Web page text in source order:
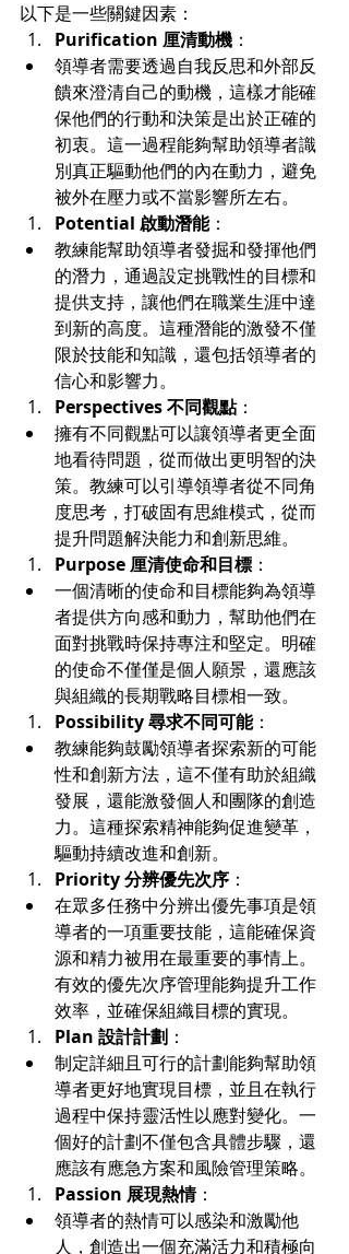
以下是一些關鍵因素：
Purification 厘清動機 ：
領導者需要透過自我反思和外部反
饋來澄清自己的動機，這樣才能確
保他們的行動和決策是出於正確的
初衷。這一過程能夠幫助領導者識
別真正驅動他們的內在動力，避免
被外在壓力或不當影響所左右。
Potential 啟動潛能：
教練能幫助領導者發掘和發揮他們
的潛力，通過設定挑戰性的目標和
提供支持，讓他們在職業生涯中達
到新的高度。這種潛能的激發不僅
限於技能和知識，還包括領導者的
信心和影響力。
Perspectives 不同觀點：
擁有不同觀點可以讓領導者更全面
地看待問題，從而做出更明智的決
策。教練可以引導領導者從不同角
度思考，打破固有思維模式，從而
提升問題解決能力和創新思維。
Purpose 厘清使命和目標 ：
一個清晰的使命和目標能夠為領導
者提供方向感和動力，幫助他們在
面對挑戰時保持專注和堅定。明確
的使命不僅僅是個人願景，還應該
與組織的長期戰略目標相一致。
Possibility 尋求不同可能：
教練能夠鼓勵領導者探索新的可能
性和創新方法，這不僅有助於組織
發展，還能激發個人和團隊的創造
力。這種探索精神能夠促進變革，
驅動持續改進和創新。
Priority 分辨優先次序 ：
在眾多任務中分辨出優先事項是領
導者的一項重要技能，這能確保資
源和精力被用在最重要的事情上。
有效的優先次序管理能夠提升工作
效率，並確保組織目標的實現。
Plan 設計計劃 ：
制定詳細且可行的計劃能夠幫助領
導者更好地實現目標，並且在執行
過程中保持靈活性以應對變化。一
個好的計劃不僅包含具體步驟，還
應該有應急方案和風險管理策略。
Passion 展現熱情：
領導者的熱情可以感染和激勵他
人，創造出一個充滿活力和積極向